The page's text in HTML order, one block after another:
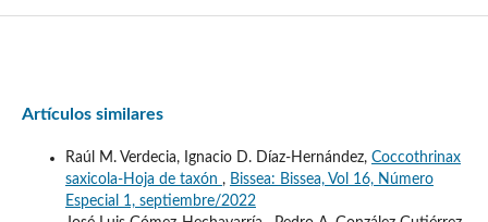
Artículos similares
Raúl M. Verdecia, Ignacio D. Díaz-Hernández, Coccothrinax
saxicola-Hoja de taxón , Bissea: Bissea, Vol 16, Número
Especial 1, septiembre/2022